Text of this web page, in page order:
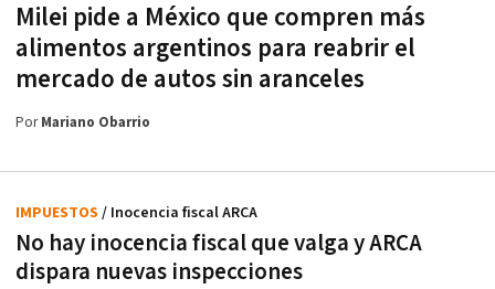
Milei pide a México que compren más
alimentos argentinos para reabrir el
mercado de autos sin aranceles
PorMariano Obarrio
No hay inocencia fiscal que valga y ARCA
dispara nuevas inspecciones
IMPUESTOS / Inocencia fiscal ARCA